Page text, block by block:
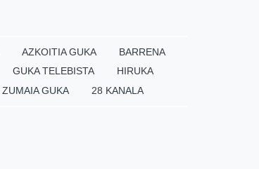
AZKOITIA GUKA
BARRENA
GUKA TELEBISTA
HIRUKA
ZUMAIA GUKA 28 KANALA